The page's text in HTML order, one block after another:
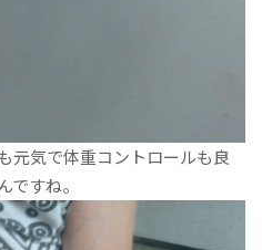
元気で体重コントロールも良
すね。